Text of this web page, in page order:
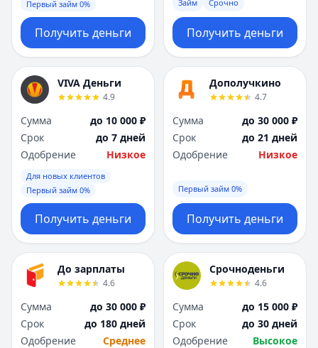
Сочи
Сургут
Т
Тверь
Тольятти
Томск
Тюмень
У
Уфа
Х
Хабаровск
Ч
Чебоксары
Челябинск
Чита
Ярославль
Вся Россия
Сочи
Сургут
Т
Тверь
Тольятти
Томск
Тюмень
У
Уфа
Х
Хабаровск
Ч
Чебоксары
Челябинск
Чита
Ярославль
Вся Россия
Первый займ 0%
Получить деньги
Займ Срочно
Получить деньги
VIVA Деньги
4.9
Сумма
до 10 000 ₽
Срок
до 7 дней
Одобрение
Низкое
Для новых клиентов
Первый займ 0%
Получить деньги
Дополучкино
4.7
Сумма
до 30 000 ₽
Срок
до 21 дней
Одобрение
Низкое
Первый займ 0%
Получить деньги
До зарплаты
4.6
Сумма
до 30 000 ₽
Срок
до 180 дней
Одобрение
Среднее
Срочноденьги
4.6
Сумма
до 15 000 ₽
Срок
до 30 дней
Одобрение
Высокое